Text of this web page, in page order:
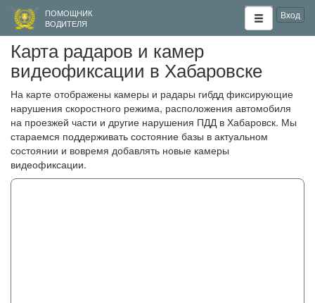
ПОМОЩНИК
ВОДИТЕЛЯ
Вход
Карта радаров и камер
видеофиксации в Хабаровске
На карте отображены камеры и радары гибдд фиксирующие
нарушения скоростного режима, расположения автомобиля
на проезжей части и другие нарушения ПДД в Хабаровск. Мы
стараемся поддерживать состояние базы в актуальном
состоянии и вовремя добавлять новые камеры
видеофиксации.